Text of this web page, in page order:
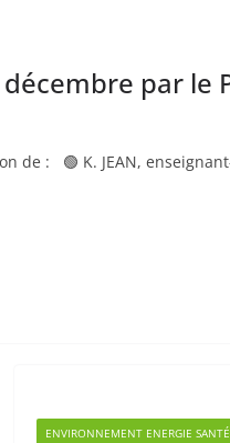
par le
de : 🟢 K. JEAN,
ENVIRONNEMENT ENERGIE SANTÉ